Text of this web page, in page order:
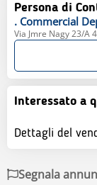
Persona di
. Commercial
Via Jmre Nagy 23/A
Interessato a
Dettagli del
Segnala